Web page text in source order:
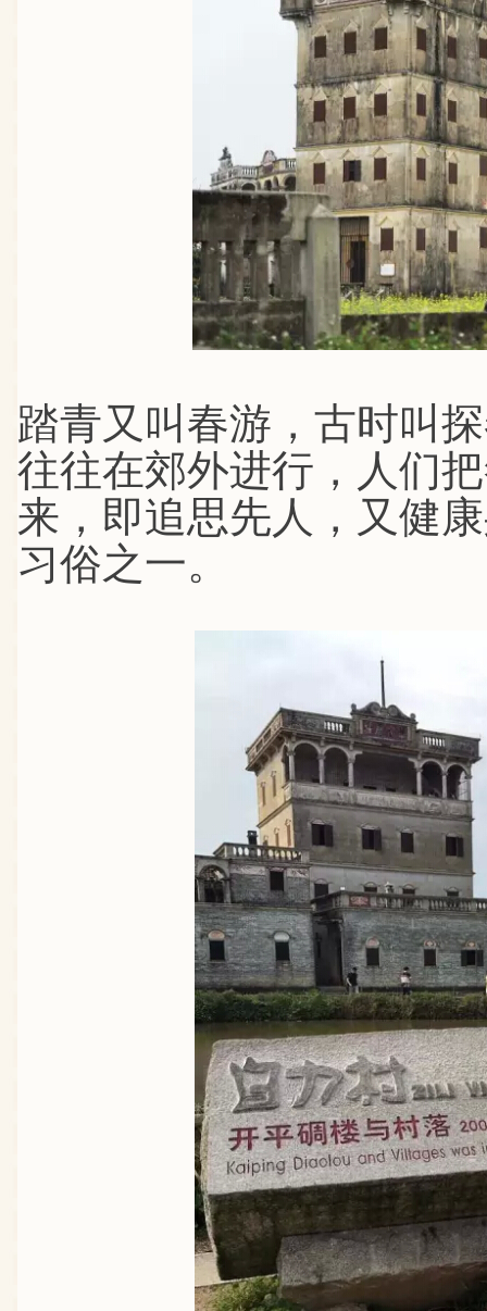
踏青又叫春游，古时叫
往往在郊外进行，人们
来，即追思先人，又健
习俗之一。